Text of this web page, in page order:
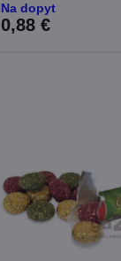
Na dopyt
0,88 €